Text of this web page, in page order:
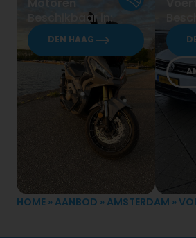
Beschikbaar in:
DEN HAAG
HOME » AANBOD » AMSTERDAM »